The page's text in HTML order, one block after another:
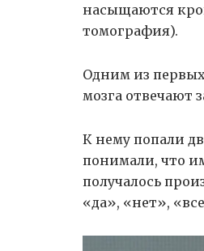
насыщаются
томография).
Одним из первых
мозга отвечают
К нему попали
понимали, что
получалось
«да», «нет»,